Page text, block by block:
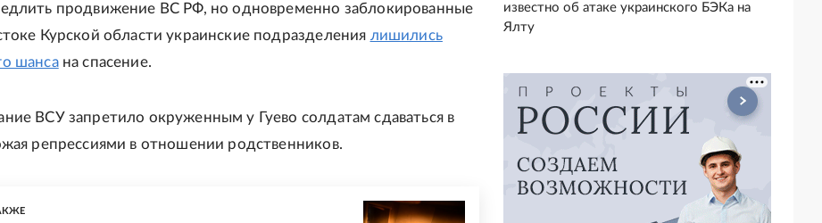
продвижение ВС РФ, но одновременно заблокированные
Курской области украинские подразделения лишились
шансана спасение.
ВСУ запретило окруженным у Гуево солдатам сдаваться в
репрессиями в отношении родственников.
известно об атаке украинского БЭКа на
Ялту